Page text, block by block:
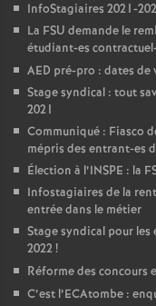
InfoStagiaires 2021-
La FSU demande le
étudiant-es
AED pré-pro : dates de
Stage syndical : tout
2021
Communiqué : Fiasco
mépris des entrant-es
Élection à l’INSPE : la
Infostagiaires de la
entrée dans le métier
Stage syndical pour
2022!
Réforme des
C’est l’ECAtombe :